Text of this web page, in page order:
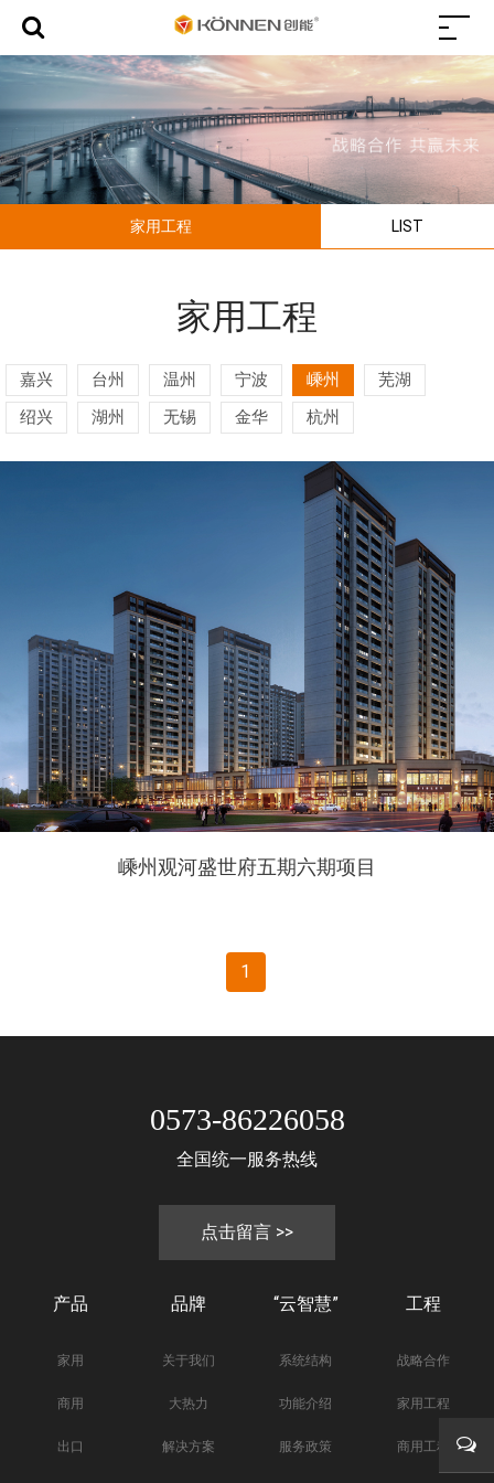
家用工程 LIST
家用工程
嘉兴 台州 温州 宁波 嵊州
芜湖
绍兴
湖州 无锡 金华 杭州
嵊州观河盛世府五期六期项目
1
0573-86226058
全国统一服务热线
点击留言 >>
产品
家用
商用
出口
品牌
关于我们
大热力
解决方案
“云智慧”
系统结构
功能介绍
服务政策
工程
战略合作
家用工程
商用工程